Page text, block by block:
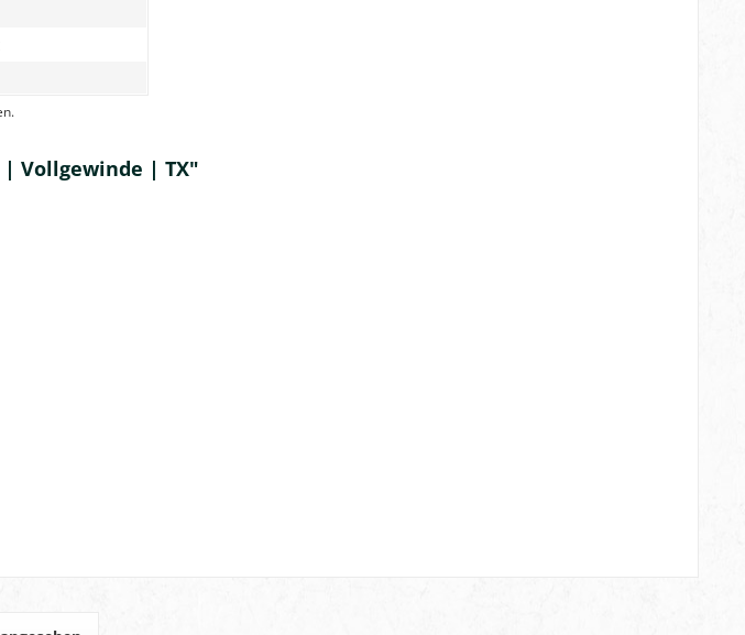
Vollgewinde | TX"